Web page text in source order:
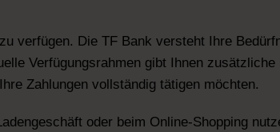
verfügen. Die TF Bank versteht Ihre
Verfügungsrahmen gibt Ihnen zusätzliche
Zahlungen vollständig tätigen möchten.
oder beim Online-Shopping